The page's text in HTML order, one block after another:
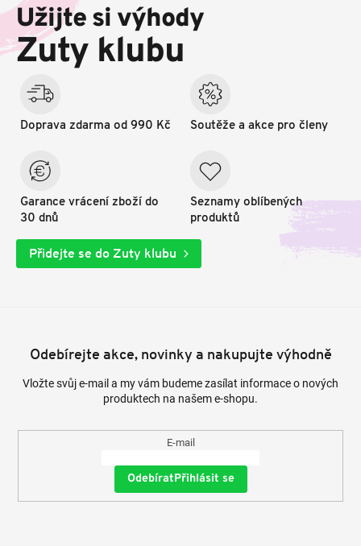
a
í
Užijte si výhody
Zuty klubu
Doprava zdarma od 990 Kč
Garance vrácení zboží do
30 dnů
Soutěže a akce pro členy
Seznamy oblíbených
produktů
Přidejte se do Zuty klubu
Odebírejte akce, novinky a nakupujte výhodně
Vložte svůj e-mail a my vám budeme zasílat informace o nových
produktech na našem e-shopu.
E-mail
Přihlásit se